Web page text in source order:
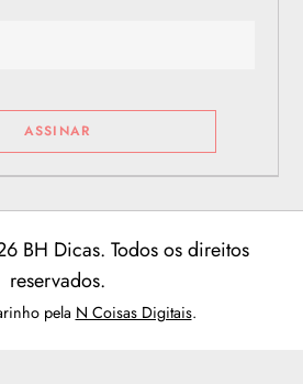
BH Dicas. Todos os direitos
reservados.
pela N Coisas Digitais.